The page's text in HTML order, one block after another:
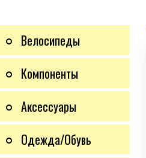
Велосипеды
Компоненты
Аксессуары
Одежда/Обувь